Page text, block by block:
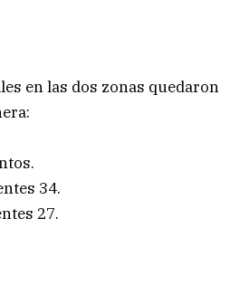
en las dos zonas quedaron
34.
27.